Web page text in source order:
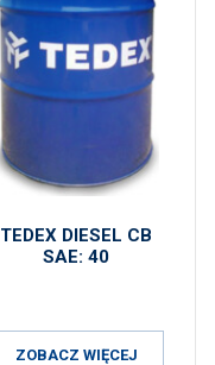
TEDEX DIESEL CB
SAE: 40
ZOBACZ WIĘCEJ